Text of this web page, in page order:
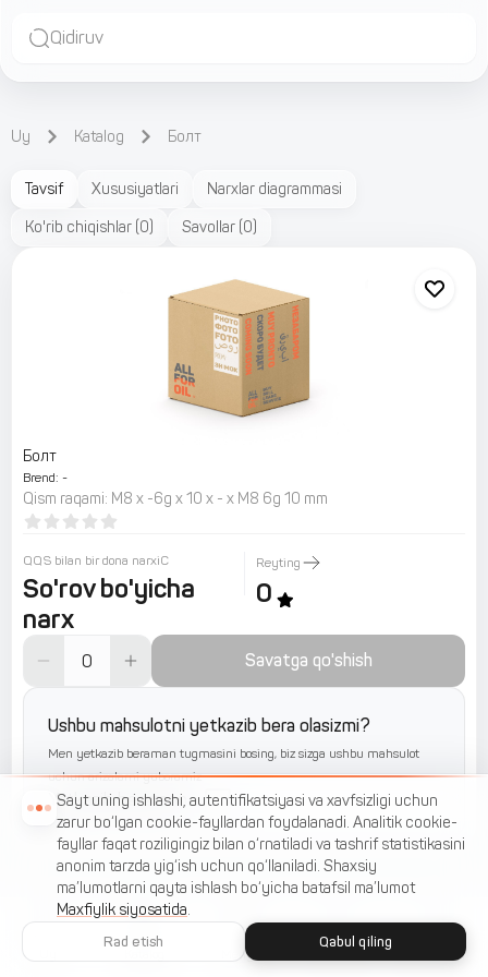
Qidiruv
Uy Katalog Болт
Tavsif Xususiyatlari Narxlar diagrammasi
Ko'rib chiqishlar (0) Savollar (0)
Болт
Brend: -
Qism raqami: М8 х -6g х 10 х - х М8 6g 10 mm
QQS bilan bir dona narxiС
So'rov bo'yicha
narx
Reyting
0
Savatga qo'shish
Ushbu mahsulotni yetkazib bera olasizmi?
Men yetkazib beraman tugmasini bosing, biz sizga ushbu mahsulot
uchun arizalarni yuboramiz
Yetkazib beraman
Menyu Sevimlilar
Sayt uning ishlashi, autentifikatsiyasi va xavfsizligi uchun
zarur bo‘lgan cookie-fayllardan foydalanadi. Analitik cookie-
fayllar faqat roziligingiz bilan o‘rnatiladi va tashrif statistikasini
anonim tarzda yig‘ish uchun qo‘llaniladi. Shaxsiy
ma’lumotlarni qayta ishlash bo‘yicha batafsil ma’lumot
Maxfiylik siyosatida.
Rad etish Qabul qiling